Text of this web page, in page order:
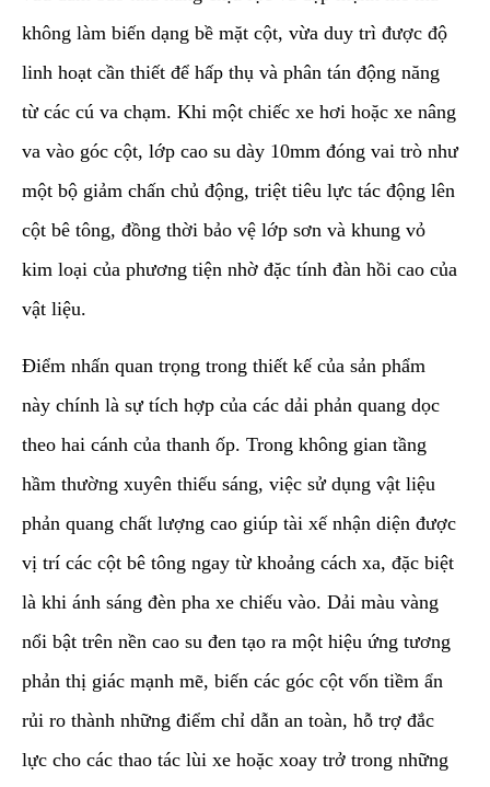
không làm biến dạng bề mặt cột, vừa duy trì được độ
linh hoạt cần thiết để hấp thụ và phân tán động năng
từ các cú va chạm. Khi một chiếc xe hơi hoặc xe nâng
va vào góc cột, lớp cao su dày 10mm đóng vai trò như
một bộ giảm chấn chủ động, triệt tiêu lực tác động lên
cột bê tông, đồng thời bảo vệ lớp sơn và khung vỏ
kim loại của phương tiện nhờ đặc tính đàn hồi cao của
vật liệu.
​Điểm nhấn quan trọng trong thiết kế của sản phẩm
này chính là sự tích hợp của các dải phản quang dọc
theo hai cánh của thanh ốp. Trong không gian tầng
hầm thường xuyên thiếu sáng, việc sử dụng vật liệu
phản quang chất lượng cao giúp tài xế nhận diện được
vị trí các cột bê tông ngay từ khoảng cách xa, đặc biệt
là khi ánh sáng đèn pha xe chiếu vào. Dải màu vàng
nổi bật trên nền cao su đen tạo ra một hiệu ứng tương
phản thị giác mạnh mẽ, biến các góc cột vốn tiềm ẩn
rủi ro thành những điểm chỉ dẫn an toàn, hỗ trợ đắc
lực cho các thao tác lùi xe hoặc xoay trở trong những